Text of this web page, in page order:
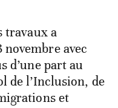
travaux a
avec
d’une part au
de l’Inclusion, de
et